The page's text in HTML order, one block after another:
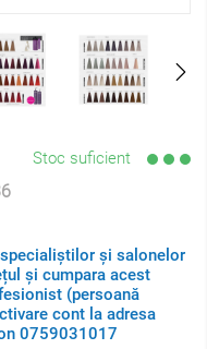
Stoc suficient
și salonelor
și cumpara acest
(persoană
cont la adresa
0759031017